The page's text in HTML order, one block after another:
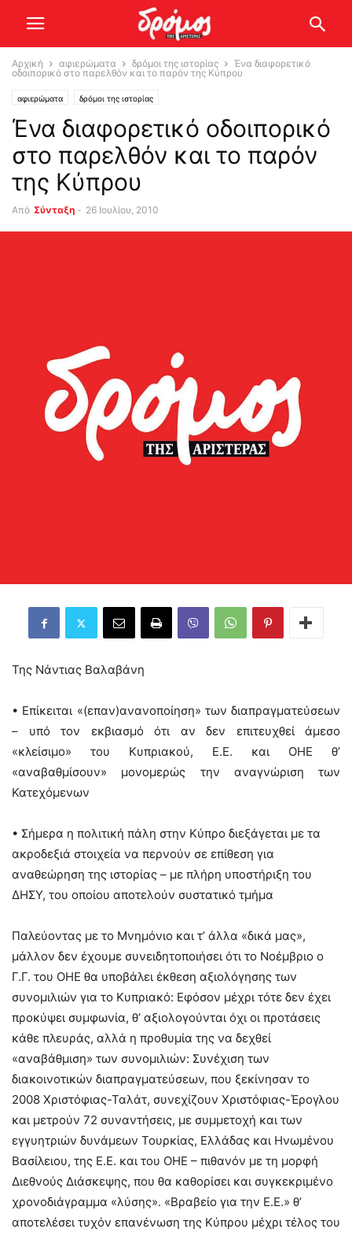
Αρχική αφιερώματα δρόμοι της ιστορίας
Ένα διαφορετικό
οδοιπορικό στο παρελθόν και το παρόν της Κύπρου
αφιερώματα δρόμοι της ιστορίας
Ένα διαφορετικό οδοιπορικό
στο παρελθόν και το παρόν
της Κύπρου
Από Σύνταξη - 26 Ιουλίου, 2010
Της Νάντιας Βαλαβάνη
• Επίκειται «(επαν)ανανοποίηση» των διαπραγματεύσεων
– υπό τον εκβιασμό ότι αν δεν επιτευχθεί άμεσο
«κλείσιμο» του Κυπριακού, Ε.Ε. και ΟΗΕ θ’
«αναβαθμίσουν» μονομερώς την αναγνώριση των
Κατεχόμενων
• Σήμερα η πολιτική πάλη στην Κύπρο διεξάγεται με τα
ακροδεξιά στοιχεία να περνούν σε επίθεση για
αναθεώρηση της ιστορίας – με πλήρη υποστήριξη του
ΔΗΣΥ, του οποίου αποτελούν συστατικό τμήμα
Παλεύοντας με το Μνημόνιο και τ’ άλλα «δικά μας»,
μάλλον δεν έχουμε συνειδητοποιήσει ότι το Νοέμβριο ο
Γ.Γ. του ΟΗΕ θα υποβάλει έκθεση αξιολόγησης των
συνομιλιών για το Κυπριακό: Εφόσον μέχρι τότε δεν έχει
προκύψει συμφωνία, θ’ αξιολογούνται όχι οι προτάσεις
κάθε πλευράς, αλλά η προθυμία της να δεχθεί
«αναβάθμιση» των συνομιλιών: Συνέχιση των
διακοινοτικών διαπραγματεύσεων, που ξεκίνησαν το
2008 Χριστόφιας-Ταλάτ, συνεχίζουν Χριστόφιας-Έρογλου
και μετρούν 72 συναντήσεις, με συμμετοχή και των
εγγυητριών δυνάμεων Τουρκίας, Ελλάδας και Ηνωμένου
Βασίλειου, της Ε.Ε. και του ΟΗΕ – πιθανόν με τη μορφή
Διεθνούς Διάσκεψης, που θα καθορίσει και συγκεκριμένο
χρονοδιάγραμμα «λύσης». «Βραβείο για την Ε.Ε.» θ’
αποτελέσει τυχόν επανένωση της Κύπρου μέχρι τέλος του